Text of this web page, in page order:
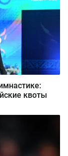
квоты